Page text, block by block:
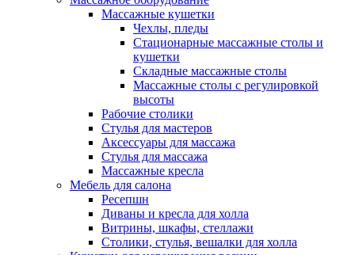
Массажные кушетки
Чехлы, пледы
Стационарные массажные столы и
кушетки
Складные массажные столы
Массажные столы с регулировкой
высоты
Рабочие столики
Стулья для мастеров
Аксессуары для массажа
Стулья для массажа
Массажные кресла
Мебель для салона
Ресепшн
Диваны и кресла для холла
Витрины, шкафы, стеллажи
Столики, стулья, вешалки для холла